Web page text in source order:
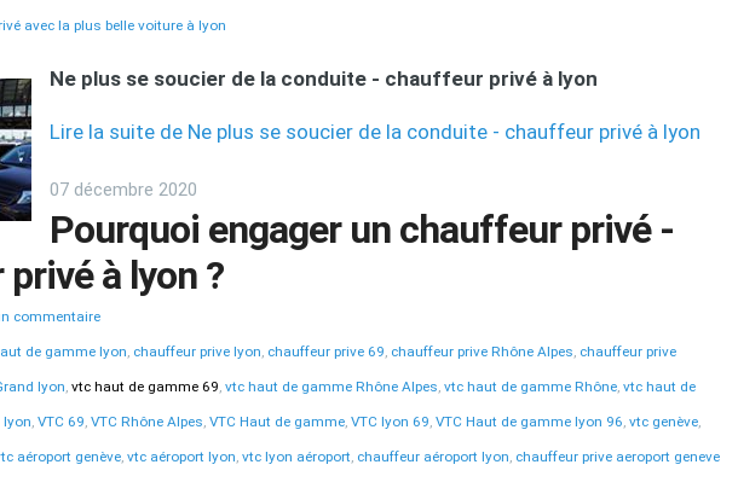
avec la plus belle voiture à lyon
Ne plus se soucier de la conduite - chauffeur privé à lyon
Lire la suite de Ne plus se soucier de la conduite - chauffeur privé à lyon
07 décembre 2020
Pourquoi engager un chauffeur privé -
à lyon ?
commentaire
de gamme lyon, chauffeur prive lyon, chauffeur prive 69, chauffeur prive Rhône Alpes, chauffeur prive
lyon, vtc haut de gamme 69, vtc haut de gamme Rhône Alpes, vtc haut de gamme Rhône, vtc haut de
lyon, VTC 69, VTC Rhône Alpes, VTC Haut de gamme, VTC lyon 69, VTC Haut de gamme lyon 96, vtc genève,
aéroport genève, vtc aéroport lyon, vtc lyon aéroport, chauffeur aéroport lyon, chauffeur prive aeroport geneve